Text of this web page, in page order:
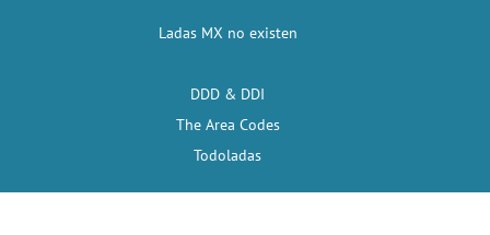
Ladas MX no existen
DDD & DDI
The Area Codes
Todoladas